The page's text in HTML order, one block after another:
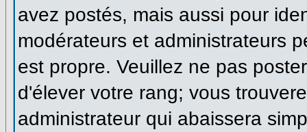
avez postés, mais aussi pour
modérateurs et administrateurs
est propre. Veuillez ne pas
d'élever votre rang; vous
administrateur qui abaissera